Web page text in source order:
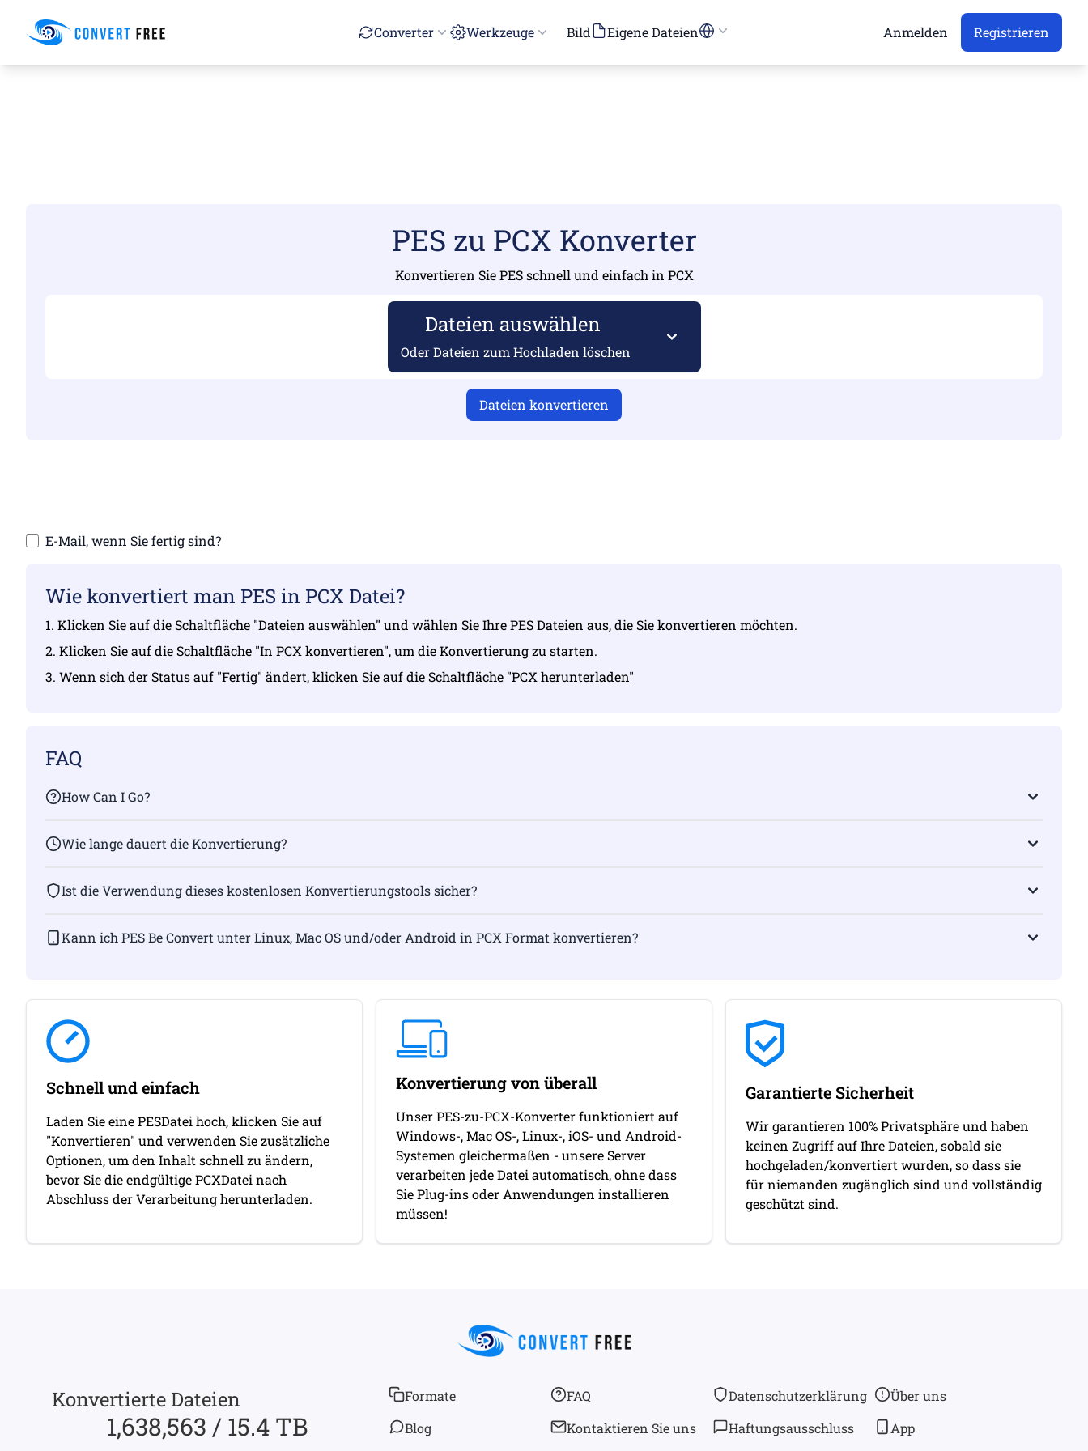
Convert Free Converter Werkzeuge Bild Eigene Dateien Anmelden Registrieren
PES zu PCX Konverter
Konvertieren Sie PES schnell und einfach in PCX
Dateien auswählen
Oder Dateien zum Hochladen löschen
Dateien konvertieren
E-Mail, wenn Sie fertig sind?
Wie konvertiert man PES in PCX Datei?
1. Klicken Sie auf die Schaltfläche "Dateien auswählen" und wählen Sie Ihre PES Dateien aus, die Sie konvertieren möchten.
2. Klicken Sie auf die Schaltfläche "In PCX konvertieren", um die Konvertierung zu starten.
3. Wenn sich der Status auf "Fertig" ändert, klicken Sie auf die Schaltfläche "PCX herunterladen"
FAQ
How Can I Go?
Wie lange dauert die Konvertierung?
Ist die Verwendung dieses kostenlosen Konvertierungstools sicher?
Kann ich PES Be Convert unter Linux, Mac OS und/oder Android in PCX Format konvertieren?
Schnell und einfach
Laden Sie eine PESDatei hoch, klicken Sie auf
"Konvertieren" und verwenden Sie zusätzliche
Optionen, um den Inhalt schnell zu ändern,
bevor Sie die endgültige PCXDatei nach
Abschluss der Verarbeitung herunterladen.
Konvertierung von überall
Unser PES-zu-PCX-Konverter funktioniert auf
Windows-, Mac OS-, Linux-, iOS- und Android-
Systemen gleichermaßen - unsere Server
verarbeiten jede Datei automatisch, ohne dass
Sie Plug-ins oder Anwendungen installieren
müssen!
Garantierte Sicherheit
Wir garantieren 100% Privatsphäre und haben
keinen Zugriff auf Ihre Dateien, sobald sie
hochgeladen/konvertiert wurden, so dass sie
für niemanden zugänglich sind und vollständig
geschützt sind.
Konvertierte Dateien
1,638,563 / 15.4 TB
Formate
Blog
FAQ
Kontaktieren Sie uns
Datenschutzerklärung
Haftungsausschluss
Über uns
App